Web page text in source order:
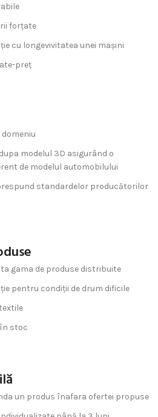
forțate
cu longevivitatea unei mașini
preț
modelul 3D asigurând o
de modelul automobilului
standardelor producătorilor
gama de produse distribuite
pentru condiții de drum dificile
stoc
un produs înafara ofertei propuse